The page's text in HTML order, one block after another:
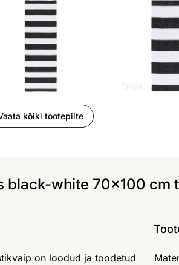
kõiki tootepilte
black-white 70x100 cm
on loodud ja toodetud